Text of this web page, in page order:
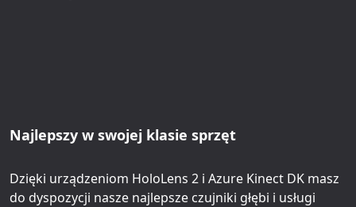
Najlepszy w swojej klasie sprzęt
Dzięki urządzeniom HoloLens 2 i Azure Kinect DK masz
do dyspozycji nasze najlepsze czujniki głębi i usługi